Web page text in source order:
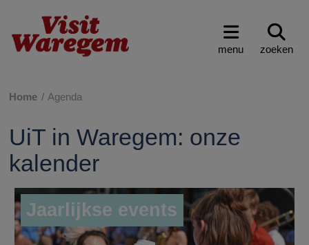
menu zoeken
Home Agenda
UiT in Waregem: onze
kalender
Jaarlijkse events